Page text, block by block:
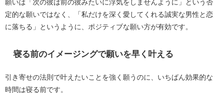
願いは「次の彼は前の彼みたいに浮気をしませんように」という否
定的な願いではなく、「私だけを深く愛してくれる誠実な男性と恋
に落ちる」というように、ポジティブな願い方が有効です。
寝る前のイメージングで願いを早く叶える
引き寄せの法則で叶えたいことを強く願うのに、いちばん効果的な
時間は寝る前です。